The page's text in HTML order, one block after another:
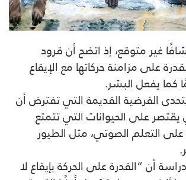
غير متوقع، إذ اتضح أن قرود
على مزامنة حركاتها مع الإيقاع
كما يفعل البشر.
الفرضية القديمة التي تفترض أن
يقتصر على الحيوانات التي تتمتع
التعلم الصوتي، مثل الطيور
أن “القدرة على الحركة بإيقاع لا